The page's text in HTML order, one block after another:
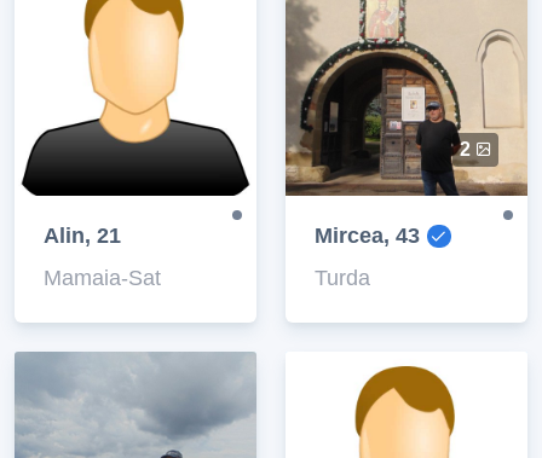
Alin, 21
Mamaia-Sat
2
Mircea, 43
Turda